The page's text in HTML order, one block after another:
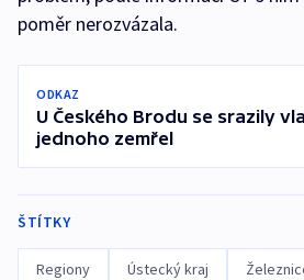
poměr nerozvázala.
ODKAZ
U Českého Brodu se srazily
jednoho zemřel
ŠTÍTKY
Regiony Ústecký kraj